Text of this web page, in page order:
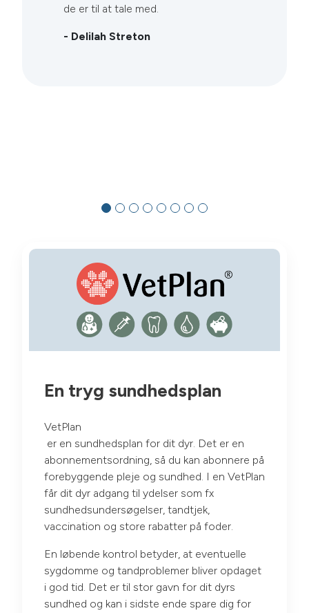
de er til at tale med.
- Delilah Streton
En tryg sundhedsplan
VetPlan
er en sundhedsplan for dit dyr. Det er en
abonnementsordning, så du kan abonnere på
forebyggende pleje og sundhed. I en VetPlan
får dit dyr adgang til ydelser som fx
sundhedsundersøgelser, tandtjek,
vaccination og store rabatter på foder.
En løbende kontrol betyder, at eventuelle
sygdomme og tandproblemer bliver opdaget
i god tid. Det er til stor gavn for dit dyrs
sundhed og kan i sidste ende spare dig for